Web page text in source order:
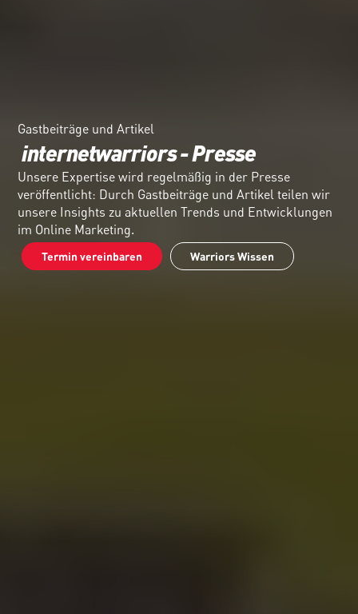
Gastbeiträge und Artikel
internetwarriors - Presse
Unsere Expertise wird regelmäßig in der Presse
veröffentlicht: Durch Gastbeiträge und Artikel teilen wir
unsere Insights zu aktuellen Trends und Entwicklungen
im Online Marketing.
Termin vereinbaren Warriors Wissen